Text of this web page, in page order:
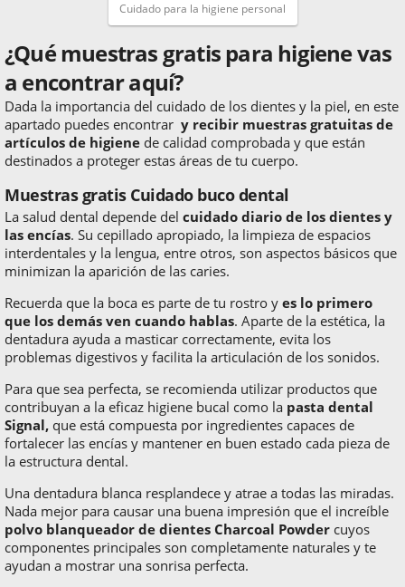
Cuidado para la higiene personal
¿Qué muestras gratis para higiene vas
a encontrar aquí?
Dada la importancia del cuidado de los dientes y la piel, en este
apartado puedes encontrar y recibir muestras gratuitas de
artículos de higiene de calidad comprobada y que están
destinados a proteger estas áreas de tu cuerpo.
Muestras gratis Cuidado buco dental
La salud dental depende del cuidado diario de los dientes y
las encías. Su cepillado apropiado, la limpieza de espacios
interdentales y la lengua, entre otros, son aspectos básicos que
minimizan la aparición de las caries.
Recuerda que la boca es parte de tu rostro y es lo primero
que los demás ven cuando hablas. Aparte de la estética, la
dentadura ayuda a masticar correctamente, evita los
problemas digestivos y facilita la articulación de los sonidos.
Para que sea perfecta, se recomienda utilizar productos que
contribuyan a la eficaz higiene bucal como la pasta dental
Signal, que está compuesta por ingredientes capaces de
fortalecer las encías y mantener en buen estado cada pieza de
la estructura dental.
Una dentadura blanca resplandece y atrae a todas las miradas.
Nada mejor para causar una buena impresión que el increíble
polvo blanqueador de dientes Charcoal Powder cuyos
componentes principales son completamente naturales y te
ayudan a mostrar una sonrisa perfecta.